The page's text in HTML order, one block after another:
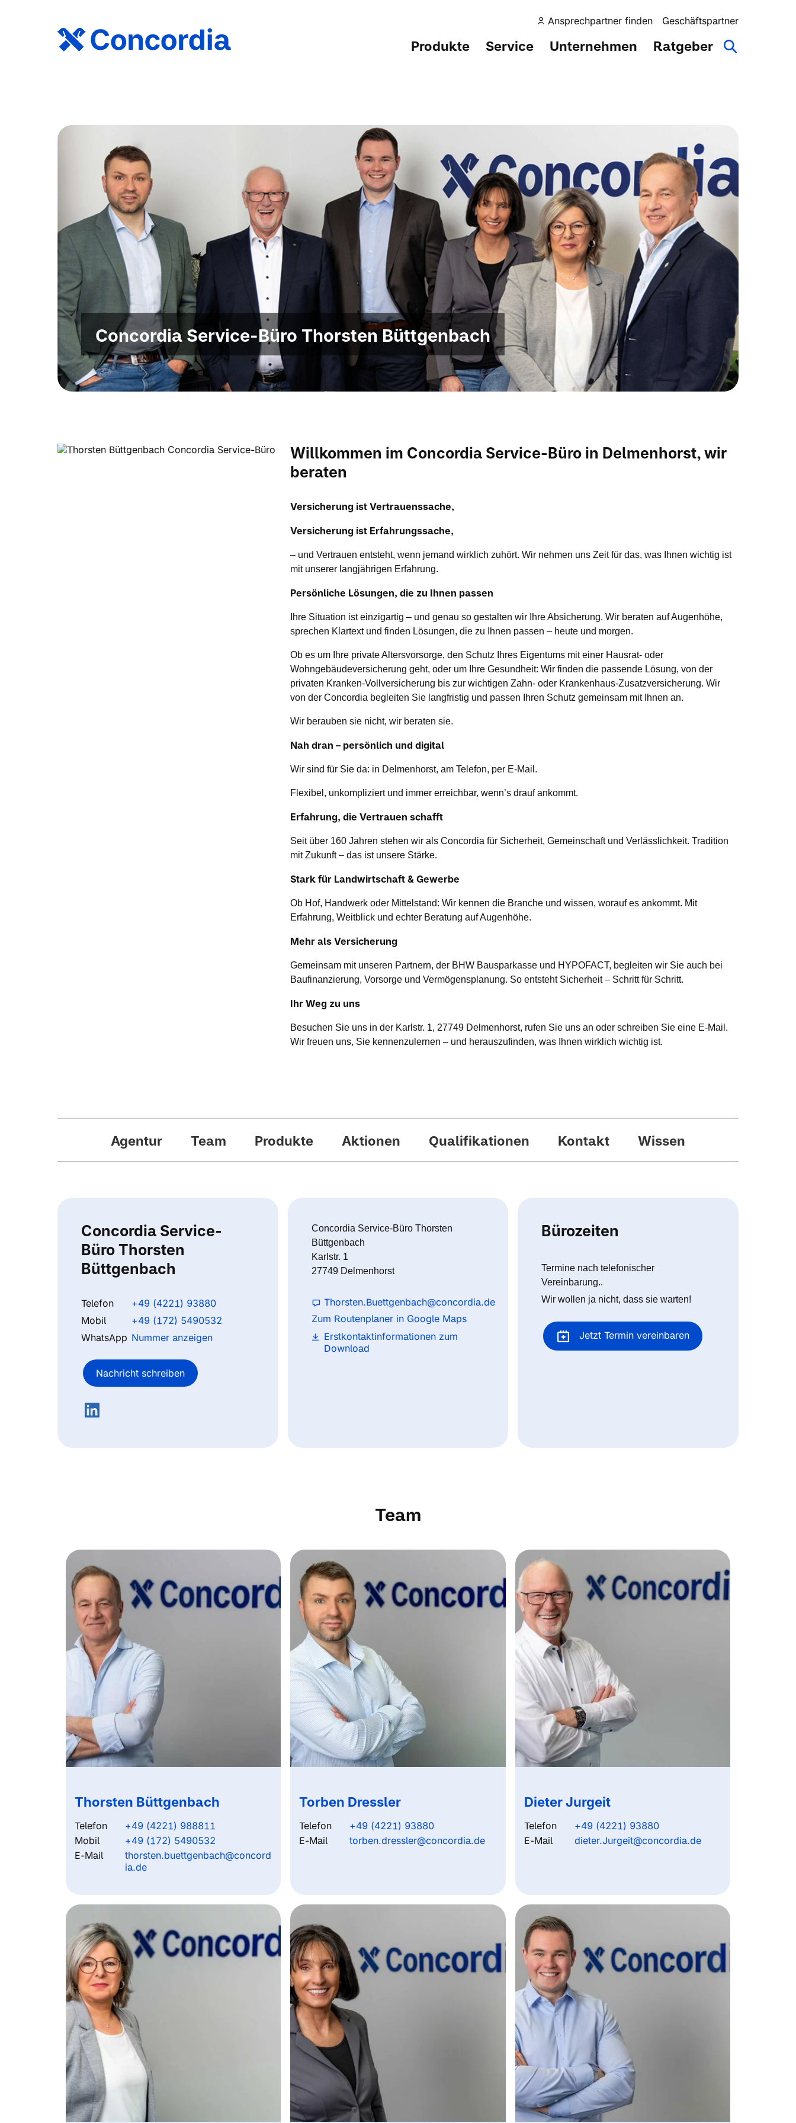
Ansprechpartner finden Geschäftspartner
Produkte Service Unternehmen Ratgeber
Concordia Service-Büro Thorsten Büttgenbach
Willkommen im Concordia Service-Büro in Delmenhorst, wir
beraten
Versicherung ist Vertrauenssache,
Versicherung ist Erfahrungssache,
– und Vertrauen entsteht, wenn jemand wirklich zuhört. Wir nehmen uns Zeit für das, was Ihnen wichtig ist
mit unserer langjährigen Erfahrung.
Persönliche Lösungen, die zu Ihnen passen
Ihre Situation ist einzigartig – und genau so gestalten wir Ihre Absicherung. Wir beraten auf Augenhöhe,
sprechen Klartext und finden Lösungen, die zu Ihnen passen – heute und morgen.
Ob es um Ihre private Altersvorsorge, den Schutz Ihres Eigentums mit einer Hausrat- oder
Wohngebäudeversicherung geht, oder um Ihre Gesundheit: Wir finden die passende Lösung, von der
privaten Kranken-Vollversicherung bis zur wichtigen Zahn- oder Krankenhaus-Zusatzversicherung. Wir
von der Concordia begleiten Sie langfristig und passen Ihren Schutz gemeinsam mit Ihnen an.
Wir berauben sie nicht, wir beraten sie.
Nah dran – persönlich und digital
Wir sind für Sie da: in Delmenhorst, am Telefon, per E-Mail.
Flexibel, unkompliziert und immer erreichbar, wenn’s drauf ankommt.
Erfahrung, die Vertrauen schafft
Seit über 160 Jahren stehen wir als Concordia für Sicherheit, Gemeinschaft und Verlässlichkeit. Tradition
mit Zukunft – das ist unsere Stärke.
Stark für Landwirtschaft & Gewerbe
Ob Hof, Handwerk oder Mittelstand: Wir kennen die Branche und wissen, worauf es ankommt. Mit
Erfahrung, Weitblick und echter Beratung auf Augenhöhe.
Mehr als Versicherung
Gemeinsam mit unseren Partnern, der BHW Bausparkasse und HYPOFACT, begleiten wir Sie auch bei
Baufinanzierung, Vorsorge und Vermögensplanung. So entsteht Sicherheit – Schritt für Schritt.
Ihr Weg zu uns
Besuchen Sie uns in der Karlstr. 1, 27749 Delmenhorst, rufen Sie uns an oder schreiben Sie eine E-Mail.
Wir freuen uns, Sie kennenzulernen – und herauszufinden, was Ihnen wirklich wichtig ist.
Agentur Team Produkte Aktionen Qualifikationen Kontakt Wissen
Concordia Service-
Büro Thorsten
Büttgenbach
Telefon
+49 (4221) 93880
Mobil
+49 (172) 5490532
WhatsApp Nummer anzeigen
Nachricht schreiben
Concordia Service-Büro Thorsten
Büttgenbach
Karlstr. 1
27749 Delmenhorst
Thorsten.Buettgenbach@concordia.de
Zum Routenplaner in Google Maps
Erstkontaktinformationen zum
Download
Bürozeiten
Termine nach telefonischer
Vereinbarung..
Wir wollen ja nicht, dass sie warten!
Jetzt Termin vereinbaren
Team
Thorsten Büttgenbach
Telefon
+49 (4221) 988811
Mobil
+49 (172) 5490532
E-Mail
thorsten.buettgenbach@concord
ia.de
Torben Dressler
Telefon
+49 (4221) 93880
E-Mail
torben.dressler@concordia.de
Dieter Jurgeit
Telefon
+49 (4221) 93880
E-Mail
dieter.Jurgeit@concordia.de